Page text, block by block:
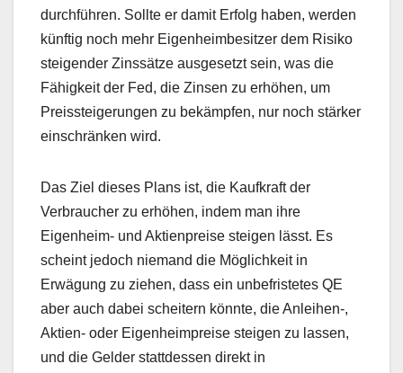
durchführen. Sollte er damit Erfolg haben, werden
künftig noch mehr Eigenheimbesitzer dem Risiko
steigender Zinssätze ausgesetzt sein, was die
Fähigkeit der Fed, die Zinsen zu erhöhen, um
Preissteigerungen zu bekämpfen, nur noch stärker
einschränken wird.
Das Ziel dieses Plans ist, die Kaufkraft der
Verbraucher zu erhöhen, indem man ihre
Eigenheim- und Aktienpreise steigen lässt. Es
scheint jedoch niemand die Möglichkeit in
Erwägung zu ziehen, dass ein unbefristetes QE
aber auch dabei scheitern könnte, die Anleihen-,
Aktien- oder Eigenheimpreise steigen zu lassen,
und die Gelder stattdessen direkt in